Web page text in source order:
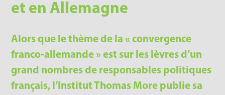
et en Allemagne
Alors que le thème de la « convergence
franco-allemande » est sur les lèvres d’un
grand nombres de responsables politiques
français, l’Institut Thomas More publie sa